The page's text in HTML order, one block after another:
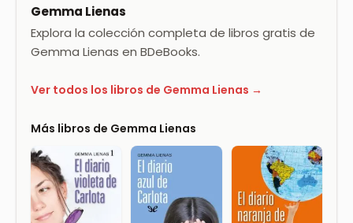
Gemma Lienas
Explora la colección completa de libros gratis de
Gemma Lienas en BDeBooks.
Ver todos los libros de Gemma Lienas →
Más libros de Gemma Lienas